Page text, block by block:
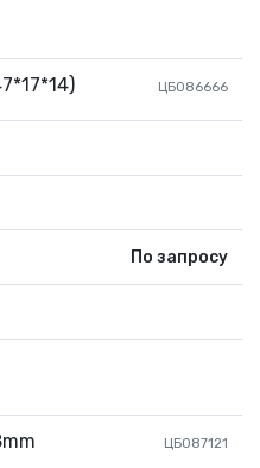
ЦБ086666
По запросу
ЦБ087121